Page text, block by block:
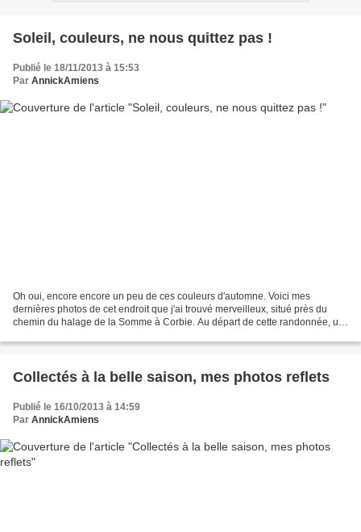
Soleil, couleurs, ne nous quittez pas !
Publié le 18/11/2013 à 15:53
Par AnnickAmiens
Oh oui, encore encore un peu de ces couleurs d'automne. Voici mes
dernières photos de cet endroit que j'ai trouvé merveilleux, situé près du
chemin du halage de la Somme à Corbie. Au départ de cette randonnée, un
Collectés à la belle saison, mes photos reflets
Publié le 16/10/2013 à 14:59
Par AnnickAmiens